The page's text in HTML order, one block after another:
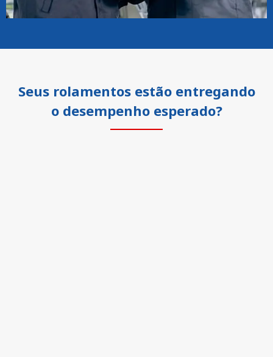
Seus rolamentos estão entregando
o desempenho esperado?